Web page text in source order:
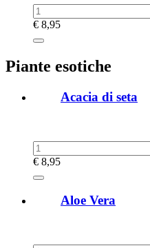
€ 8,95
Piante esotiche
Acacia di seta
€ 8,95
Aloe Vera